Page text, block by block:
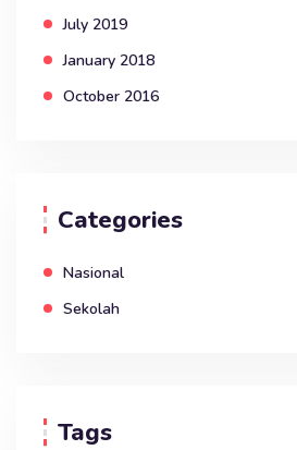
July 2019
January 2018
October 2016
Categories
Nasional
Sekolah
Tags